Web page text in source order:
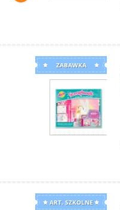
ZABAWKA
ART. SZKOLNE